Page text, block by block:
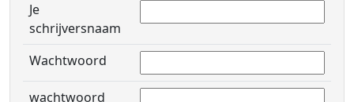
Je
schrijversnaam
Wachtwoord
wachtwoord